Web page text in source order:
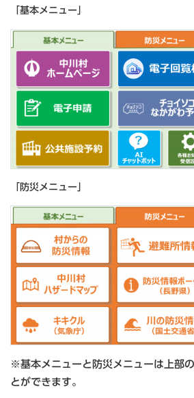
「基本メニュー」
「防災メニュー」
※基本メニューと防災メニューは上部
とができます。